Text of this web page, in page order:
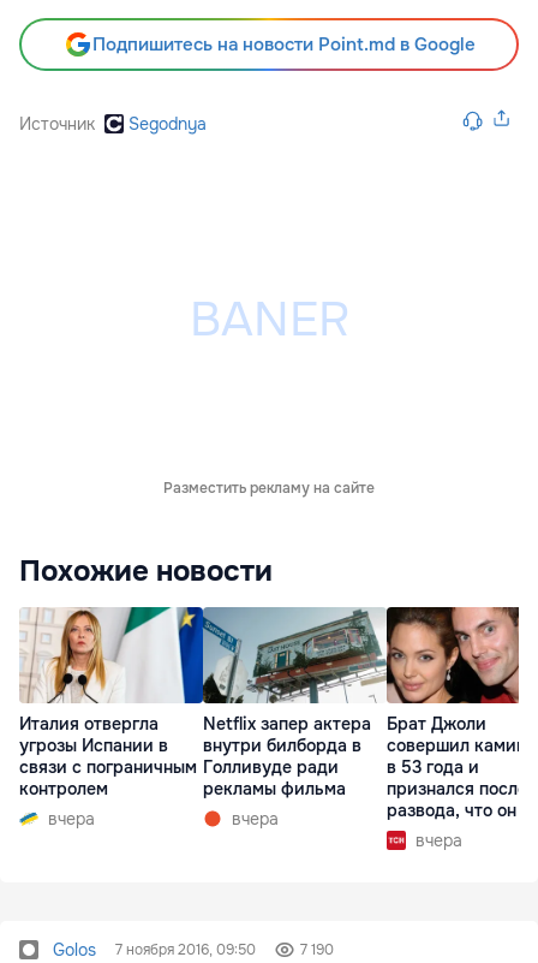
Подпишитесь на новости Point.md в Google
Источник Segodnya
Разместить рекламу на сайте
Похожие новости
Италия отвергла
угрозы Испании в
связи с пограничным
контролем
вчера
Netflix запер актера
внутри билборда в
Голливуде ради
рекламы фильма
вчера
Брат Джоли
совершил
в 53 года и
признался после
развода, что он
вчера
Golos 7 ноября 2016, 09:50 7 190